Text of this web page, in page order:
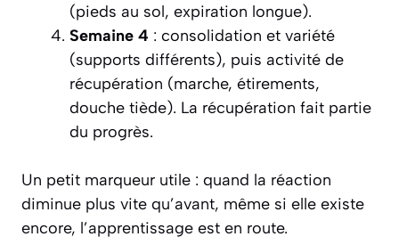
(pieds au sol, expiration longue).
Semaine 4 : consolidation et variété
(supports différents), puis activité de
récupération (marche, étirements,
douche tiède). La récupération fait partie
du progrès.
Un petit marqueur utile : quand la réaction
diminue plus vite qu’avant, même si elle existe
encore, l’apprentissage est en route.